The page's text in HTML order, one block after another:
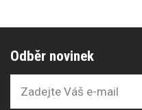
Odběr novinek